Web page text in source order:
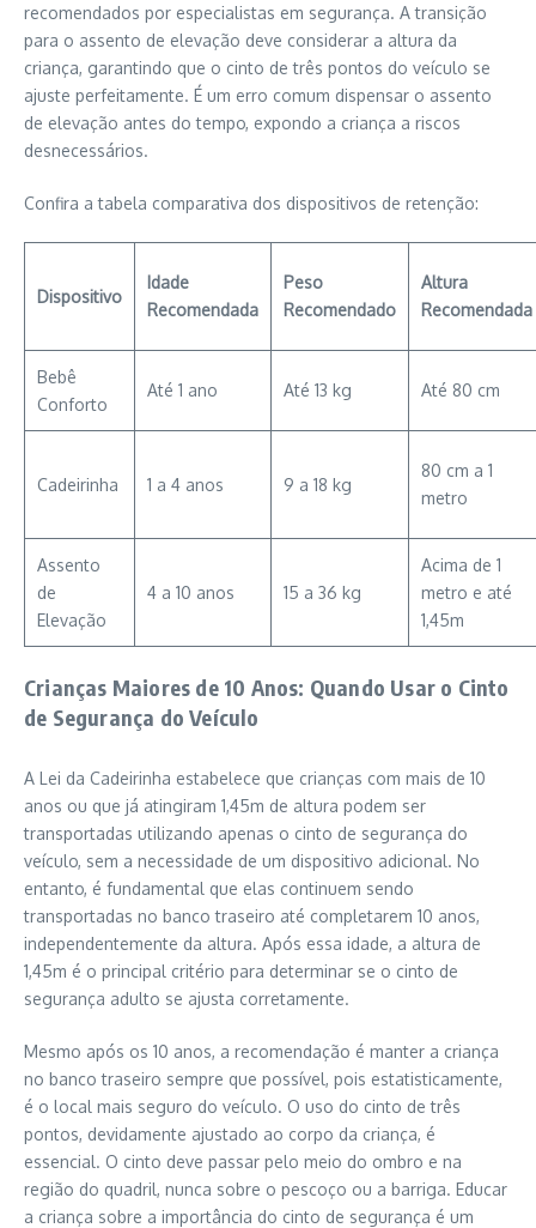
recomendados por especialistas em segurança. A transição
para o assento de elevação deve considerar a altura da
criança, garantindo que o cinto de três pontos do veículo se
ajuste perfeitamente. É um erro comum dispensar o assento
de elevação antes do tempo, expondo a criança a riscos
desnecessários.
Confira a tabela comparativa dos dispositivos de retenção:
Dispositivo
Idade
Recomendada
Peso
Recomendado
Altura
Recomendada
Bebê
Conforto
Até 1 ano Até 13 kg Até 80 cm
Cadeirinha 1 a 4 anos 9 a 18 kg
80 cm a 1
metro
Assento
de
Elevação
4 a 10 anos 15 a 36 kg
Acima de 1
metro e até
1,45m
Crianças Maiores de 10 Anos: Quando Usar o Cinto
de Segurança do Veículo
A Lei da Cadeirinha estabelece que crianças com mais de 10
anos ou que já atingiram 1,45m de altura podem ser
transportadas utilizando apenas o cinto de segurança do
veículo, sem a necessidade de um dispositivo adicional. No
entanto, é fundamental que elas continuem sendo
transportadas no banco traseiro até completarem 10 anos,
independentemente da altura. Após essa idade, a altura de
1,45m é o principal critério para determinar se o cinto de
segurança adulto se ajusta corretamente.
Mesmo após os 10 anos, a recomendação é manter a criança
no banco traseiro sempre que possível, pois estatisticamente,
é o local mais seguro do veículo. O uso do cinto de três
pontos, devidamente ajustado ao corpo da criança, é
essencial. O cinto deve passar pelo meio do ombro e na
região do quadril, nunca sobre o pescoço ou a barriga. Educar
a criança sobre a importância do cinto de segurança é um